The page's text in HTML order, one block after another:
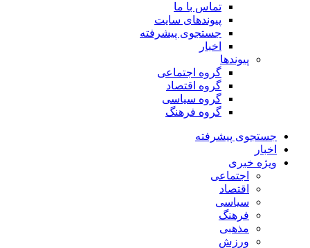
تماس با ما
پیوندهای سایت
جستجوی پیشرفته
اخبار
پیوندها
گروه اجتماعی
گروه اقتصاد
گروه سیاسی
گروه فرهنگ
جستجوی پیشرفته
اخبار
ویژه خبری
اجتماعی
اقتصاد
سیاسی
فرهنگ
مذهبی
ورزش